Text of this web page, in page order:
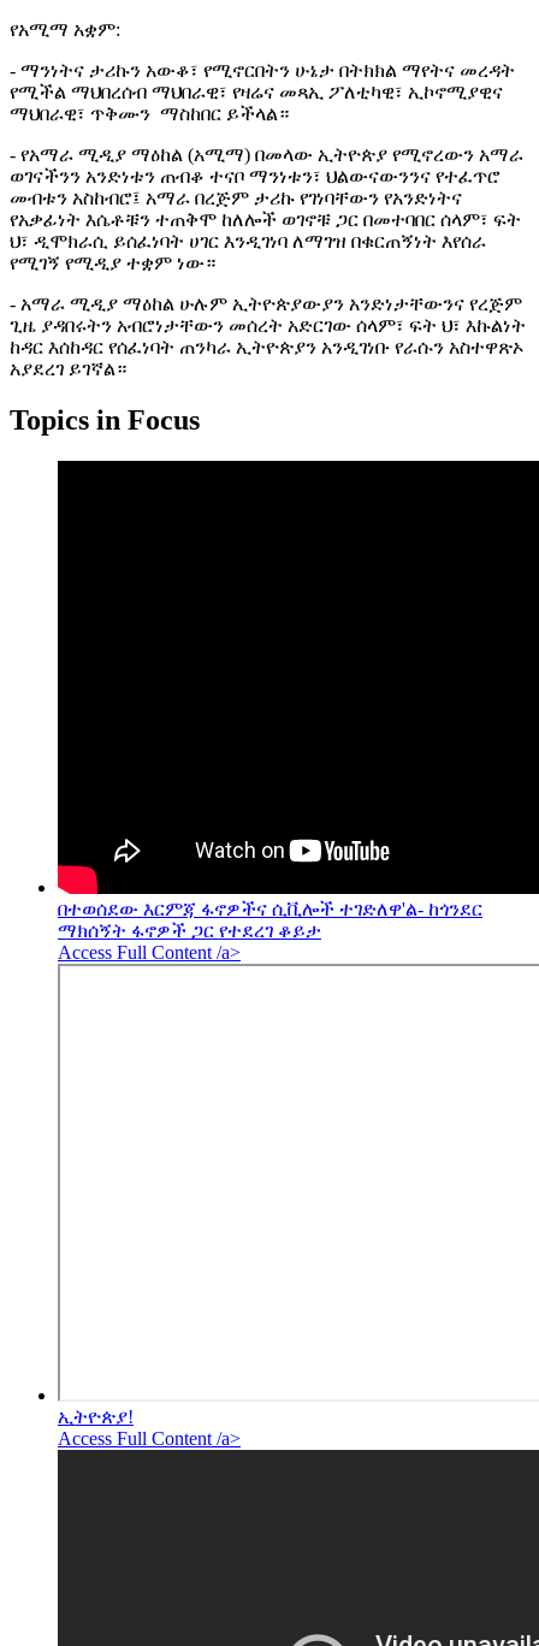
የአሚማ አቋም:
- ማንነትና ታሪኩን አውቆ፣ የሚኖርበትን ሁኔታ በትክክል ማየትና መረዳት
የሚችል ማህበረሰብ ማህበራዊ፣ የዛሬና መጻኢ ፖለቲካዊ፣ ኢኮኖሚያዊና
ማህበራዊ፣ ጥቅሙን ማስከበር ይችላል።
- የአማራ ሚዲያ ማዕከል (አሚማ) በመላው ኢትዮጵያ የሚኖረውን አማራ
ወገናችንን አንድነቱን ጠብቆ ተናቦ ማንነቱን፣ ህልውናውንንና የተፈጥሮ
መብቱን አስከብሮ፤ አማራ በረጅም ታሪኩ የገነባቸውን የአንድነትና
የአቃፊነት እሴቶቹን ተጠቅሞ ከለሎች ወገኖቹ ጋር በመተባበር ሰላም፣ ፍት
ህ፣ ዲሞክራሲ ይሰፈነባት ሀገር እንዲገነባ ለማገዝ በቁርጠኝነት እየሰራ
የሚገኝ የሚዲያ ተቋም ነው።
- አማራ ሚዲያ ማዕከል ሁሉም ኢትዮጵያውያን አንድነታቸውንና የረጅም
ጊዜ ያዳበሩትን አብሮነታቸውን መሰረት አድርገው ሰላም፣ ፍት ህ፣ እኩልነት
ከዳር እሰከዳር የሰፈነባት ጠንካራ ኢትዮጵያን አንዲገነቡ የራሱን አስተዋጽኦ
አያደረገ ይገኛል።
Topics in Focus
በተወሰደው እርምጃ ፋኖዎችና ሲቪሎች ተገድለዋ'ል- ከጎንደር
ማክሰኝት ፋኖዎች ጋር የተደረገ ቆይታ
Access Full Content /a>
ኢትዮጵያ!
Access Full Content /a>